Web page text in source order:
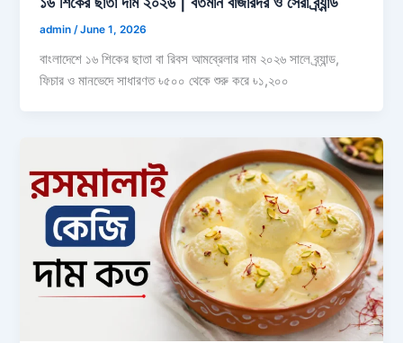
admin/June 1, 2026
বাংলাদেশে ১৬ শিকের ছাতা বা রিবস আমব্রেলার দাম ২০২৬ সালে ব্র্যান্ড,
ফিচার ও মানভেদে সাধারণত ৳৫০০ থেকে শুরু করে ৳১,২০০